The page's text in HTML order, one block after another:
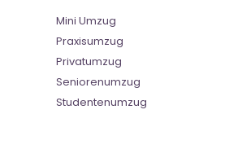
Mini Umzug
Praxisumzug
Privatumzug
Seniorenumzug
Studentenumzug